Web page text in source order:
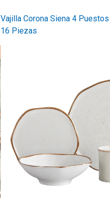
Vajilla Corona Siena 4 Puestos
16 Piezas